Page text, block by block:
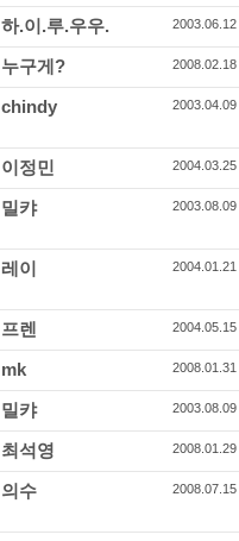
하.이.루.우우. 2003.06.12
누구게? 2008.02.18
chindy 2003.04.09
이정민 2004.03.25
밀캬 2003.08.09
레이 2004.01.21
프렌 2004.05.15
mk 2008.01.31
밀캬 2003.08.09
최석영 2008.01.29
의수 2008.07.15